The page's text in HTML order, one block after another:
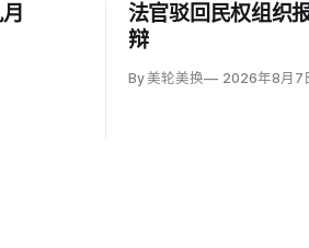
法官驳回民权组织
辩
By 美轮美换 2026年8月7